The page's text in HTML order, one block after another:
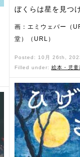
ぼくらは星を見つ
画：エミウェバー（
堂）（URL）
Posted: 10月 26th,
Filled under: 絵本・児童